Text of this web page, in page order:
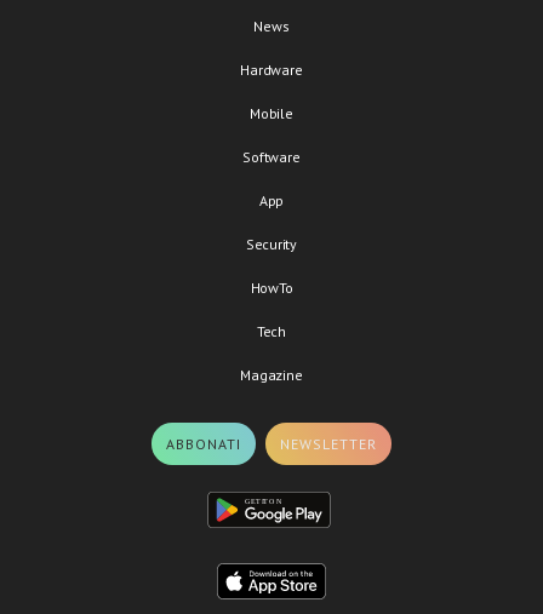
News
Hardware
Mobile
Software
App
Security
HowTo
Tech
Magazine
ABBONATI NEWSLETTER